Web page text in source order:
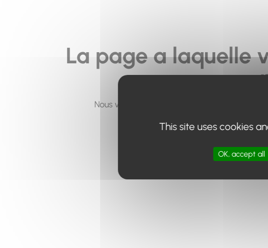
La page a laquelle
Nous vous invitons à utiliser le moteur de
This site uses cookies
OK, accept all